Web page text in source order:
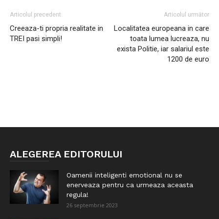
Articolul precedent
Creeaza-ti propria realitate in
TREI pasi simpli!
Articolul următor
Localitatea europeana in care
toata lumea lucreaza, nu
exista Politie, iar salariul este
1200 de euro
ALEGEREA EDITORULUI
Oamenii inteligenti emotional nu se
enerveaza pentru ca urmeaza aceasta
regula!
26 septembrie 2023